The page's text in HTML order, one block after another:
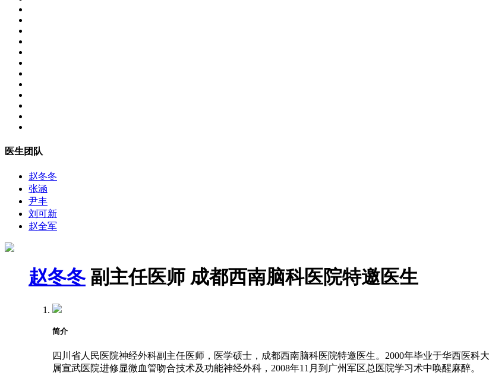
医生团队
赵冬冬
张涵
尹丰
刘可新
赵全军
赵冬冬 副主任医师 成都西南脑科医院特邀医生
简介
四川省人民医院神经外科副主任医师，医学硕士，成都西南脑科医院特邀医生。2000年毕业于华西医科
属宣武医院进修显微血管吻合技术及功能神经外科，2008年11月到广州军区总医院学习术中唤醒麻醉。